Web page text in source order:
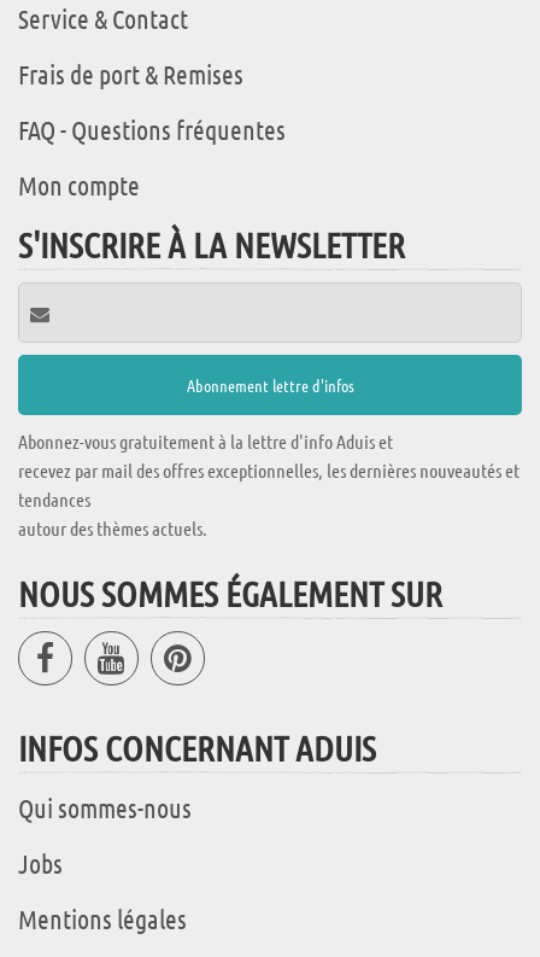
Service & Contact
Frais de port & Remises
FAQ - Questions fréquentes
Mon compte
S'INSCRIRE À LA NEWSLETTER
Abonnez-vous gratuitement à la lettre d'info Aduis et
recevez par mail des offres exceptionnelles, les dernières nouveautés et
tendances
autour des thèmes actuels.
NOUS SOMMES ÉGALEMENT SUR
INFOS CONCERNANT ADUIS
Qui sommes-nous
Jobs
Mentions légales